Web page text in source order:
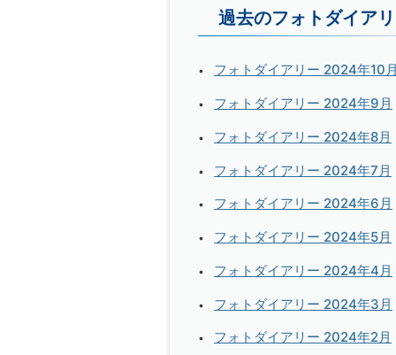
過去のフォトダイア
フォトダイアリー 2024年10
フォトダイアリー 2024年9月
フォトダイアリー 2024年8月
フォトダイアリー 2024年7月
フォトダイアリー 2024年6月
フォトダイアリー 2024年5月
フォトダイアリー 2024年4月
フォトダイアリー 2024年3月
フォトダイアリー 2024年2月